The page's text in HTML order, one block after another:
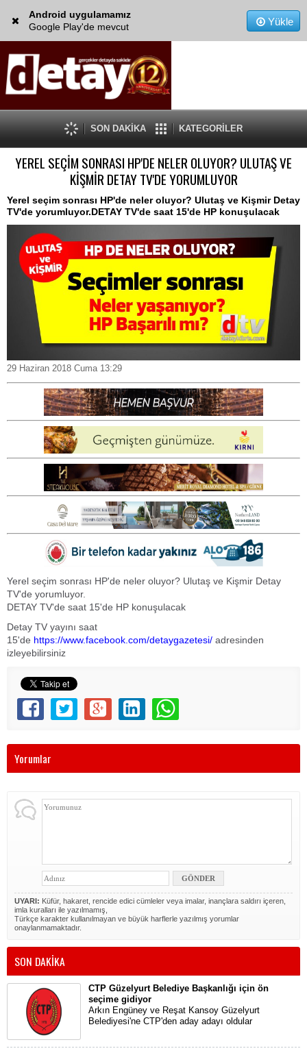
Android uygulamamız
Google Play'de mevcut
Yükle
SON DAKİKA KATEGORİLER
YEREL SEÇİM SONRASI HP'DE NELER OLUYOR? ULUTAŞ VE
KİŞMİR DETAY TV'DE YORUMLUYOR
Yerel seçim sonrası HP'de neler oluyor? Ulutaş ve Kişmir Detay
TV'de yorumluyor.DETAY TV'de saat 15'de HP konuşulacak
29 Haziran 2018 Cuma 13:29
Yerel seçim sonrası HP'de neler oluyor? Ulutaş ve Kişmir Detay
TV'de yorumluyor.
DETAY TV'de saat 15'de HP konuşulacak
Detay TV yayını saat
15'de https://www.facebook.com/detaygazetesi/ adresinden
izleyebilirsiniz
Yorumlar
UYARI: Küfür, hakaret, rencide edici cümleler veya imalar, inançlara saldırı içeren,
imla kuralları ile yazılmamış,
Türkçe karakter kullanılmayan ve büyük harflerle yazılmış yorumlar
onaylanmamaktadır.
SON DAKİKA
CTP Güzelyurt Belediye Başkanlığı için ön
seçime gidiyor
Arkın Engüney ve Reşat Kansoy Güzelyurt
Belediyesi'ne CTP'den aday adayı oldular